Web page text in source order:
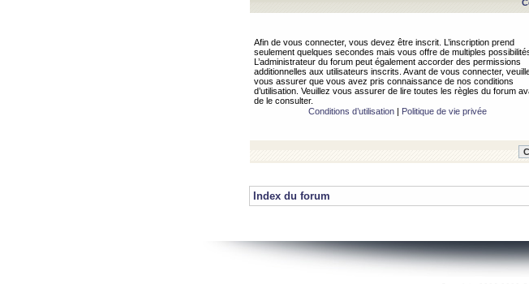
Afin de vous connecter, vous devez être inscrit. L’inscription prend
seulement quelques secondes mais vous offre de multiples
L’administrateur du forum peut également accorder des permissions
additionnelles aux utilisateurs inscrits. Avant de vous connecter,
vous assurer que vous avez pris connaissance de nos conditions
d’utilisation. Veuillez vous assurer de lire toutes les règles du forum
de le consulter.
Conditions d’utilisation| Politique de vie privée
Index du forum